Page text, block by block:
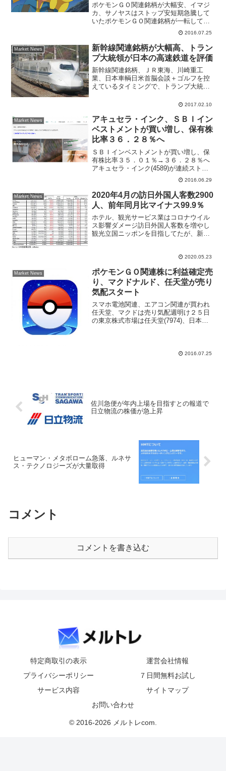
ポケモンＧＯ関連銘柄が大幅安、イマジ
カ、サノヤスはストップ安短期急騰して
いたポケモンＧＯ関連銘柄が一転して急
落となっている、主力の任天堂(7974)が
約１７％下落率で投資家にシコリを作っ
てしまった印象。子会社がポケモンのア
ニメ制作しているこ...
2016.07.25
Market News
新幹線関連銘柄が大幅高、トラン
プ大統領が日本の高速鉄道を評価
新幹線関連銘柄、ＪＲ東海、川崎重工
業、日本車輌日米首脳会談＋ゴルフを控
えているタイミングで、トランプ大統領
と報じられ、東京株式市場では「新幹線
(9022)が大幅高、前日...
2017.02.10
Market News
アキュセラ・インク、ＳＢＩイン
ベストメントが買い増し、保有株
比率３６．２８％へ
ＳＢＩインベストメントが買い増し、保
有株比率３５．０１％→３６．２８％へ
アキュセラ・インク(4589)が連続ストッ
プ高のあとに反落、前場には高値３２５
０円まで買われる局面があった。テクニ
カルチャートでは７５日移動平均線まで
回復したところで上...
2016.06.29
Market News
2020年4月の訪日外国人客数2900
人、前年同月比マイナス99.9％
ホテル、観光サービス業はコロナウイル
ス影響ダメージ訪日外国人客数を増やし
観光立国ニッポンを目指してたが、新型
り、渡航禁止など観光業界、航空業界が
2020.05.23
Market News
ポケモンＧＯ関連株に利益確定売
り、マクドナルド、任天堂が売り
気配スタート
スマホ電池関連、エアコン関連が買われ
任天堂、マクドは売り気配週明け２５日
の東京株式市場は任天堂(7974)、日本マ
2016.07.25
佐川急便が年内上場を目指すとの報道で
日立物流の株価が急上昇
ヒューマン・メタボローム急落、ルネサ
ス・テクノロジーズが大量取得
コメント
コメントを書き込む
特定商取引の表示
運営会社情報
プライバシーポリシー
７日間無料お試し
サービス内容
サイトマップ
お問い合わせ
© 2016-2026 メルトレcom.